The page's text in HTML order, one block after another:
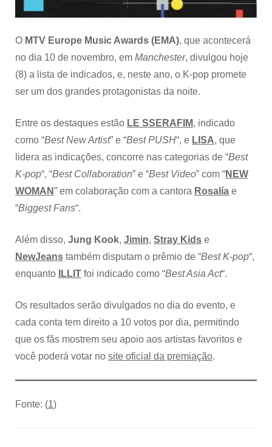
prêmio
O MTV Europe Music Awards (EMA), que acontecerá
no dia 10 de novembro, em Manchester, divulgou hoje
(8) a lista de indicados, e, neste ano, o K-pop promete
ser um dos grandes protagonistas da noite.
Entre os destaques estão LE SSERAFIM, indicado
como “Best New Artist” e “Best PUSH“, e LISA, que
lidera as indicações, concorre nas categorias de “Best
K-pop“, “Best Collaboration” e “Best Video” com “NEW
WOMAN” em colaboração com a cantora Rosalía e
“Biggest Fans“.
Além disso, Jung Kook, Jimin, Stray Kids e
NewJeans também disputam o prêmio de “Best K-pop“,
enquanto
ILLIT foi indicado como “Best Asia Act“.
Os resultados serão divulgados no dia do evento, e
cada conta tem direito a 10 votos por dia, permitindo
que os fãs mostrem seu apoio aos artistas favoritos e
você poderá votar no site oficial da premiação.
Fonte: (1)